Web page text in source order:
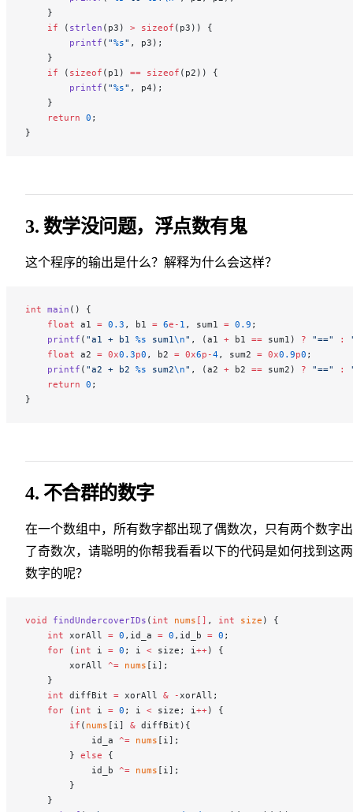
    }
    if
( strlen (p3) > sizeof (p3)) {
        printf
( "%s" , p3);
    }
    if
( sizeof (p1) == sizeof (p2)) {
        printf
( "%s" , p4);
    }
    return
0 ;
}
3. 数学没问题，浮点数有鬼
这个程序的输出是什么？解释为什么会这样？
int main () {
    float
a1 = 0.3 , b1 = 6e- 1 , sum1 = 0.9 ;
    printf
( "a1 + b1 %s sum1\n" , (a1 + b1 == sum1) ? "==" :
    float
a2 = 0x0.3p0 , b2 = 0x6p-4, sum2 = 0x0.9p0 ;
    printf
( "a2 + b2 %s sum2\n" , (a2 + b2 == sum2) ? "==" :
    return
0 ;
}
4. 不合群的数字
在一个数组中，所有数字都出现了偶数次，只有两个数字
了奇数次，请聪明的你帮我看看以下的代码是如何找到这
数字的呢？
void findUndercoverIDs ( int nums [] , int size ) {
    int
xorAll = 0 ,id_a = 0 ,id_b = 0 ;
    for
( int i = 0 ; i < size; i ++) {
        xorAll
^= nums [i];
    }
    int
diffBit = xorAll & - xorAll;
    for
( int i = 0 ; i < size; i ++) {
        if
( nums [i] & diffBit){
            id_a
^= nums [i];
        }
else {
            id_b
^= nums [i];
        }
    }